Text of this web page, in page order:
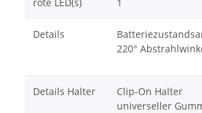
Details
220°
Details Halter
Clip-On Halter
universeller